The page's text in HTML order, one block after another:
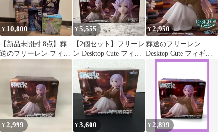
¥ 10,800
【新品未開封 8点】葬
送のフリーレン フィギ
ュア まとめ売り AMP+
¥5,555
【2個セット】フリーレ
ン Desktop Cute フィギ
¥2,950
葬送のフリーレン
Desktop Cute フィギュ
ア フリーレン ルームウ
¥2,999 ¥3,600 ¥2,899